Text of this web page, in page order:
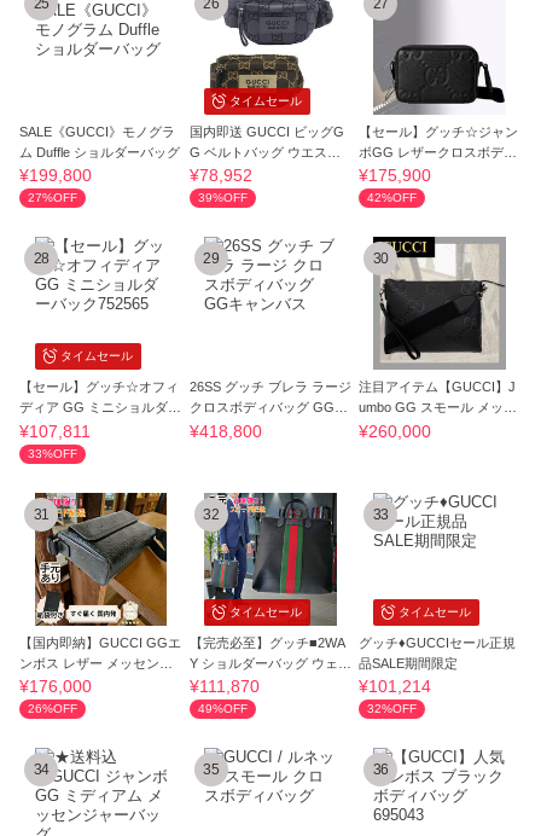
SALE《GUCCI》モノグラ
ム Duffle ショルダーバッグ
¥199,800
27%OFF
タイムセール
国内即送 GUCCI ビッグG
G ベルトバッグ ウエスト
ポーチ 767934
¥78,952
39%OFF
【セール】グッチ☆ジャン
ボGG レザークロスボディ
バッグ 816958
¥175,900
42%OFF
タイムセール
28
【セール】グッチ☆オフィ
ディア GG ミニショルダー
バック752565
¥107,811
33%OFF
29
26SS グッチ ブレラ ラージ
クロスボディバッグ GGキ
ャンバス
¥418,800
30
注目アイテム【GUCCI】J
umbo GG スモール メッセ
ンジャーバッグ
¥260,000
31
【国内即納】GUCCI GGエ
ンボス レザー メッセンジ
ャーバッグ
¥176,000
26%OFF
タイムセール
32
【完売必至】グッチ■2WA
Y ショルダーバッグ ウェビ
ングライン
¥111,870
49%OFF
タイムセール
33
グッチ♦GUCCIセール正規
品SALE期間限定
¥101,214
32%OFF
34 35 36